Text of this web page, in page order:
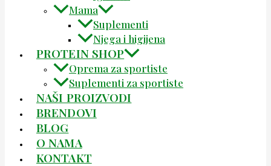
Mama
Suplementi
Njega i higijena
PROTEIN SHOP
Oprema za sportiste
Suplementi za sportiste
NAŠI PROIZVODI
BRENDOVI
BLOG
O NAMA
KONTAKT